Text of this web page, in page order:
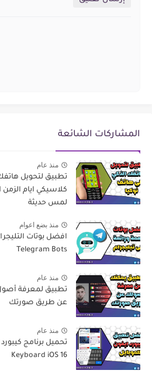
المشاركات الشائعة
منذ عام
تطبيق لتحويل
كلاسيكي ايام
لمس حديثة
منذ بضع اعوام
افضل بوتات
Telegram Bots
منذ عام
تطبيق لمعرفة
عن طريق صورتك
منذ عام
تحميل برنامج
Keyboard iOS 16